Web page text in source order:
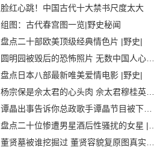
脸红心跳！中国古代十大禁书尺度太大
组图：古代春宫图一览|野史秘闻
盘点二十部欧美顶级经典情色片 |野史|
圆明园被毁后的恐怖照片 无数中国人心中的痛
盘点日本八部最新唯美爱情电影 |野史|
杨宗保是佘太君的心头肉 佘太君穆桂英的故事|野史秘闻
谭晶出事告诉你总政歌手谭晶节目被下架的真相
盘点二十位惨遭男星酒后性骚扰的女星 |野史|
董贤墓被谁挖掘过 董贤容貌复原图真实外貌|野史秘闻